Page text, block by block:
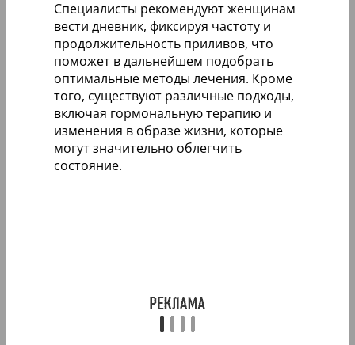
Специалисты рекомендуют женщинам
вести дневник, фиксируя частоту и
продолжительность приливов, что
поможет в дальнейшем подобрать
оптимальные методы лечения. Кроме
того, существуют различные подходы,
включая гормональную терапию и
изменения в образе жизни, которые
могут значительно облегчить
состояние.